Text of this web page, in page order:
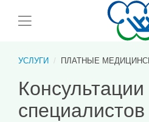
УСЛУГИ ПЛАТНЫЕ
специалистов